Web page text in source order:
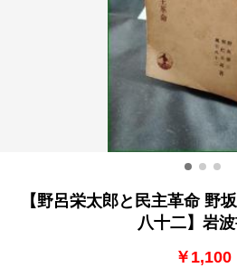
【野呂栄太郎と民主革命 野
八十二】岩
￥1,100